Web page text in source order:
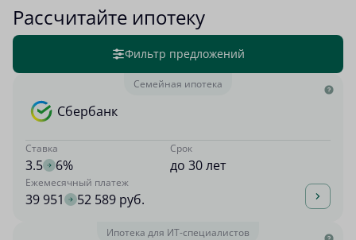
Рассчитайте ипотеку
Фильтр предложений
Семейная ипотека
Сбербанк
Ставка
3.5 6%
Срок
до 30 лет
Ежемесячный платеж
39 951 52 589 руб.
Ипотека для ИТ-специалистов